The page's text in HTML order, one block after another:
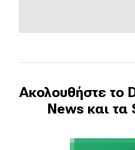
Ακολουθήστε το
News και